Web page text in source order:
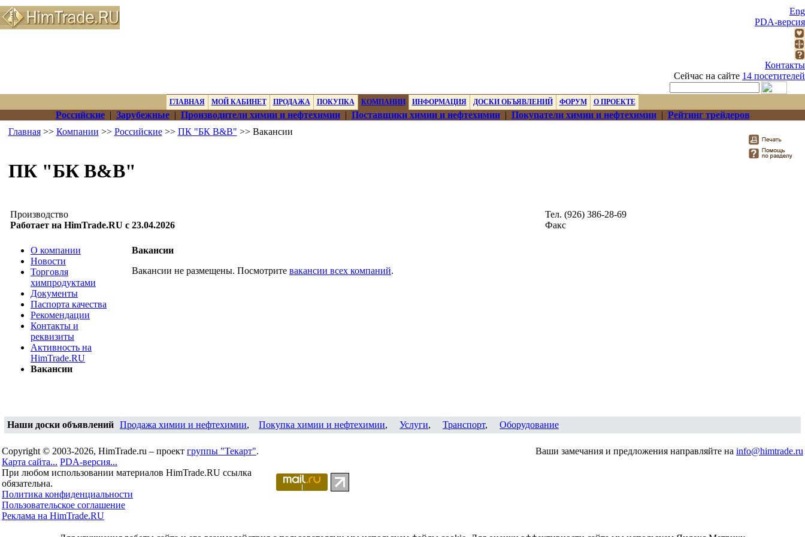
Eng
PDA-версия
Контакты
Сейчас на сайте 14 посетителей
ГЛАВНАЯ МОЙ КАБИНЕТ ПРОДАЖА ПОКУПКА КОМПАНИИ ИНФОРМАЦИЯ ДОСКИ ОБЪЯВЛЕНИЙ ФОРУМ О ПРОЕКТЕ
Российские| Зарубежные| Производители химии и нефтехимии| Поставщики химии и нефтехимии| Покупатели химии и нефтехимии| Рейтинг трейдеров
Главная>> Компании >> Российские>> ПК "БК B&B" >> Вакансии
ПК "БК B&B"
Производство
Работает на HimTrade.RU с 23.04.2026
Тел. (926) 386-28-69
Факс
О компании
Новости
Торговля
химпродуктами
Документы
Паспорта качества
Рекомендации
Контакты и
реквизиты
Активность на
HimTrade.RU
Вакансии
Вакансии
Вакансии не размещены. Посмотрите вакансии всех компаний.
Наши доски объявлений Продажа химии и нефтехимии, Покупка химии и нефтехимии, Услуги, Транспорт, Оборудование
Copyright © 2003-2026, HimTrade.ru – проект группы "Текарт".
Карта сайта... PDA-версия...
При любом использовании материалов HimTrade.RU ссылка
обязательна.
Политика конфиденциальности
Пользовательское соглашение
Реклама на HimTrade.RU
Ваши замечания и предложения направляйте на info@himtrade.ru